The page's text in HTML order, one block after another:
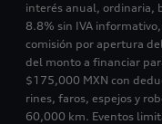
interés anual, ordinaria,
8.8% sin IVA
comisión por apertura
del monto a financiar
$175,000 MXN con
rines, faros, espejos y
60,000 km. Eventos